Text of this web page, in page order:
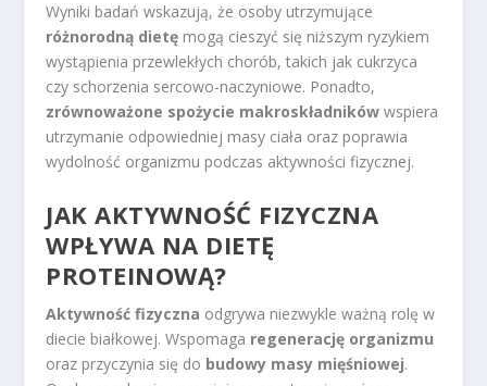
Wyniki badań wskazują, że osoby utrzymujące
różnorodną dietę mogą cieszyć się niższym ryzykiem
wystąpienia przewlekłych chorób, takich jak cukrzyca
czy schorzenia sercowo-naczyniowe. Ponadto,
zrównoważone spożycie makroskładników wspiera
utrzymanie odpowiedniej masy ciała oraz poprawia
wydolność organizmu podczas aktywności fizycznej.
JAK AKTYWNOŚĆ FIZYCZNA
WPŁYWA NA DIETĘ
PROTEINOWĄ?
Aktywność fizyczna odgrywa niezwykle ważną rolę w
diecie białkowej. Wspomaga regenerację organizmu
oraz przyczynia się do budowy masy mięśniowej.